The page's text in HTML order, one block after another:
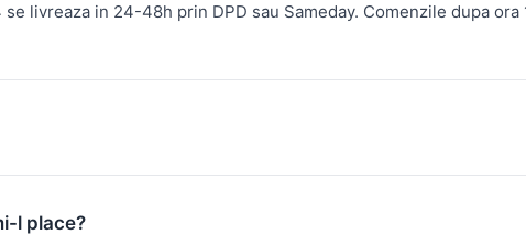
livreaza in 24-48h prin DPD sau Sameday. Comenzile dupa ora
l place?